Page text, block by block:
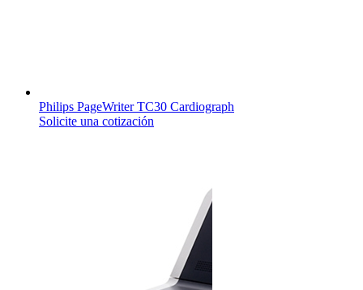
Philips PageWriter TC30 Cardiograph
Solicite una cotización